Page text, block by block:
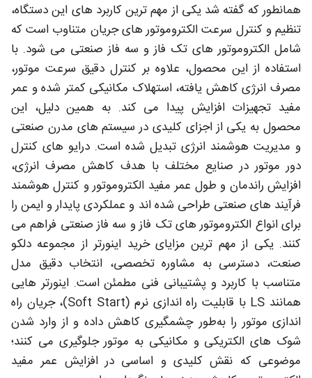
همانطور که گفته شد یکی از مهم‌ ترین کاربرد های این دستگاه،
تنظیم و کنترل سرعت الکتروموتور های جریان متناوب است که
شامل الکتروموتور های تک‌ فاز و سه‌ فاز صنعتی می‌ شود. با
استفاده از این محصول، علاوه بر کنترل دقیق سرعت موتور،
مصرف انرژی کاهش یافته، استهلاک مکانیکی کمتر شده و عمر
مفید تجهیزات افزایش پیدا می‌ کند. به همین دلیل، این
محصول به یکی از اجزای کلیدی در سیستم‌ های مدرن صنعتی
و مدیریت هوشمند انرژی تبدیل شده است. درایو های کنترل
دور موتور در صنایع مختلف با هدف کاهش مصرف انرژی،
افزایش راندمان و طول عمر مفید الکتروموتور و کنترل هوشمند
فرآیند های صنعتی طراحی شده‌ اند و عملکردی پایدار و ایمن را
برای انواع الکتروموتور های تک‌ فاز و سه‌ فاز صنعتی فراهم می‌
کنند. یکی از مهم‌ ترین مزایای خرید اینورتر از مجموعه دلکو
صنعت، دسترسی به مشاوره تخصصی، انتخاب دقیق مدل
متناسب با کاربرد و پشتیبانی فنی مطمئن است. اینورتر هایی
همانند LS با قابلیت راه‌ اندازی نرم (Soft Start)، جریان راه‌
اندازی موتور را به‌طور چشمگیری کاهش داده و از وارد شدن
شوک‌ های الکتریکی و مکانیکی به موتور جلوگیری می‌ کنند؛
موضوعی که نقش کلیدی و اساسی در افزایش عمر مفید